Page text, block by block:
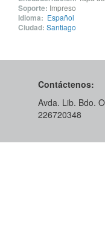
Soporte: Impreso
Idioma: Español
Ciudad: Santiago
Contáctenos:
Avda. Lib. Bdo.
226720348